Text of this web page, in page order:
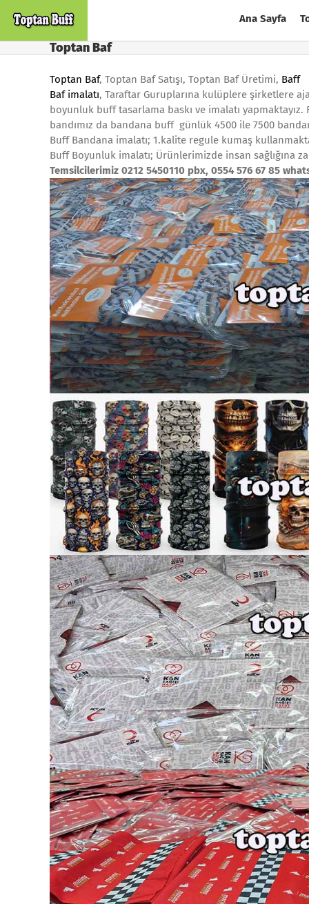
Ana Sayfa
Toptan Baf
Toptan Baf, Toptan Baf Satışı, Toptan Baf Üretimi, Baff
Baf imalatı, Taraftar Guruplarına kulüplere şirketlere
boyunluk buff tasarlama baskı ve imalatı
bandımız da bandana buff günlük 4500 ile 7500
Buff Bandana imalatı; 1.kalite regule kumaş
Buff Boyunluk imalatı; Ürünlerimizde insan sağlığına
Temsilcilerimiz 0212 5450110 pbx, 0554 576 67 85